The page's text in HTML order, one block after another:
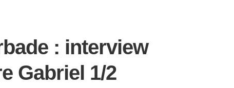
: interview
Gabriel 1/2